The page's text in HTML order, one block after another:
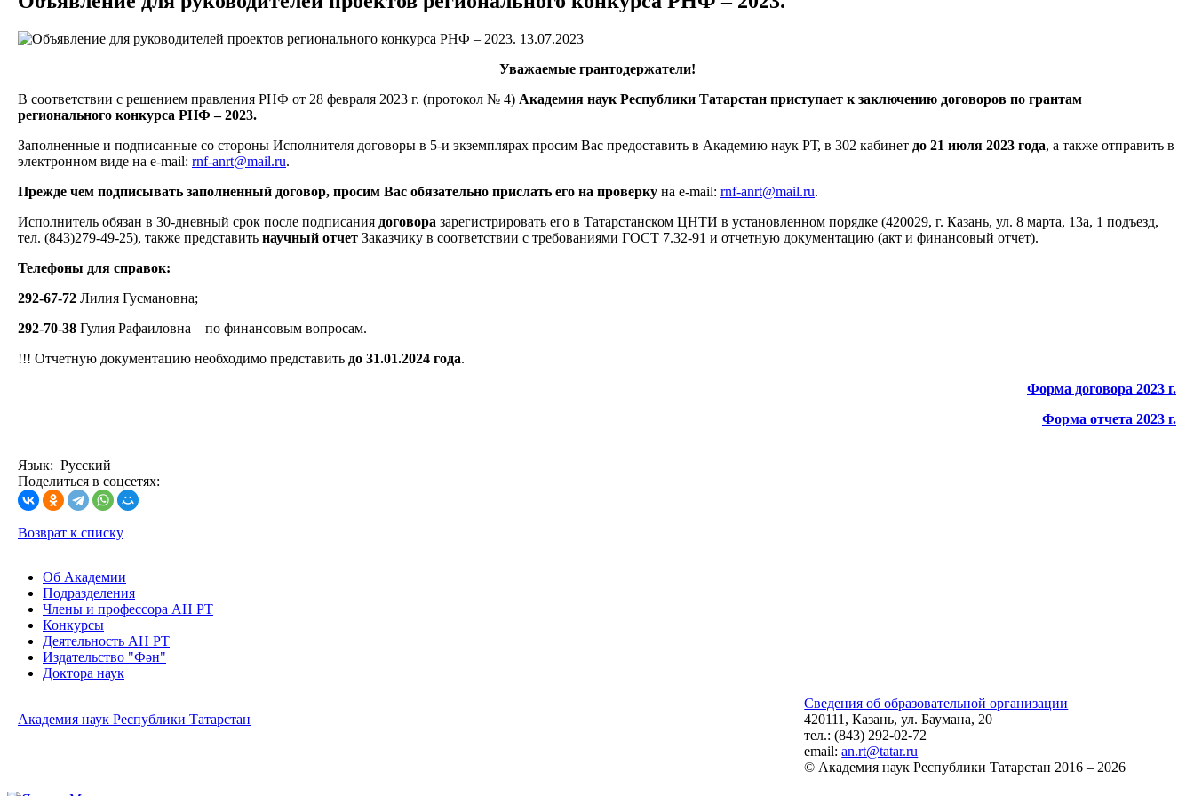
13.07.2023
Уважаемые грантодержатели!
В соответствии с решением правления РНФ от 28 февраля 2023 г. (протокол № 4) Академия наук Республики Татарстан приступает к заключению договоров по грантам
регионального конкурса РНФ – 2023.
Заполненные и подписанные со стороны Исполнителя договоры в 5-и экземплярах просим Вас предоставить в Академию наук РТ, в 302 кабинет до 21 июля 2023 года, а также отправить в
электронном виде на e-mail: rnf-anrt@mail.ru.
Прежде чем подписывать заполненный договор, просим Вас обязательно прислать его на проверку на e-mail: rnf-anrt@mail.ru.
Исполнитель обязан в 30-дневный срок после подписания договора зарегистрировать его в Татарстанском ЦНТИ в установленном порядке (420029, г. Казань, ул. 8 марта, 13а, 1 подъезд,
тел. (843)279-49-25), также представить научный отчет Заказчику в соответствии с требованиями ГОСТ 7.32-91 и отчетную документацию (акт и финансовый отчет).
Телефоны для справок:
292-67-72 Лилия Гусмановна;
292-70-38 Гулия Рафаиловна – по финансовым вопросам.
!!! Отчетную документацию необходимо представить до 31.01.2024 года.
Форма договора 2023 г.
Форма отчета 2023 г.
Язык: Русский
Поделиться в соцсетях:
Возврат к списку
Об Академии
Подразделения
Члены и профессора АН РТ
Конкурсы
Деятельность АН РТ
Издательство "Фән"
Доктора наук
Академия наук Республики Татарстан
Сведения об образовательной организации
420111, Казань, ул. Баумана, 20
тел.: (843) 292-02-72
email:an.rt@tatar.ru
© Академия наук Республики Татарстан 2016 – 2026